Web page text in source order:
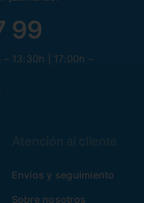
99
13:30h | 17:00h –
Envíos y seguimiento
Sobre nosotros